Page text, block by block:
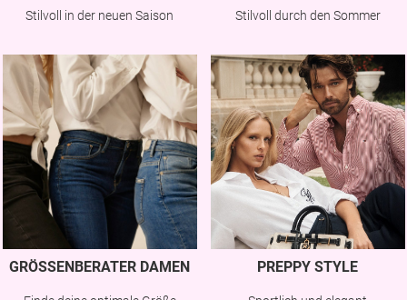
Stilvoll in der neuen Saison Stilvoll durch den Sommer
GRÖSSENBERATER DAMEN PREPPY STYLE